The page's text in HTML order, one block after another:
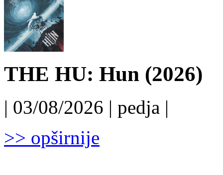
THE HU: Hun (2026)
| 03/08/2026 | pedja |
>> opširnije